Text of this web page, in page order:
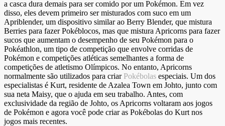
a casca dura demais para ser comido por um Pokémon. Em vez
disso, eles devem primeiro ser misturados com suco em um
Apriblender, um dispositivo similar ao Berry Blender, que mistura
Berries para fazer Pokéblocos, mas que mistura Apricorns para fazer
sucos que aumentam o desempenho de seu Pokémon para o
Pokéathlon, um tipo de competição que envolve corridas de
Pokémon e competições atléticas semelhantes a forma de
competições de atletismo Olímpicos. No entanto, Apricorns
normalmente são utilizados para criar Pokébolas especiais. Um dos
especialistas é Kurt, residente de Azalea Town em Johto, junto com
sua neta Maisy, que o ajuda em seu trabalho. Antes, com
exclusividade da região de Johto, os Apricorns voltaram aos jogos
de Pokémon e agora você pode criar as Pokébolas do Kurt nos
jogos mais recentes.